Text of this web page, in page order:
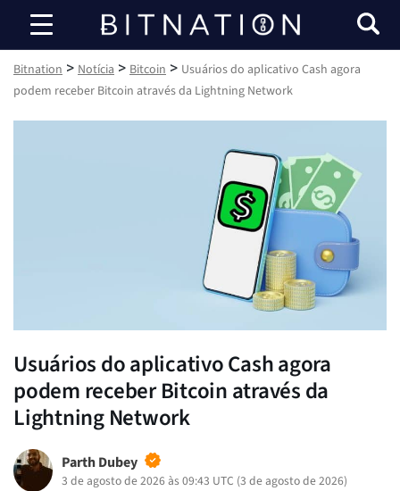
Bitnation
Bitnation > Notícia > Bitcoin > Usuários do aplicativo Cash agora
podem receber Bitcoin através da Lightning Network
Usuários do aplicativo Cash agora
podem receber Bitcoin através da
Lightning Network
Parth Dubey
3 de agosto de 2026 às 09:43 UTC (3 de agosto de 2026)